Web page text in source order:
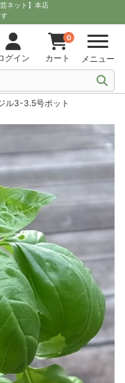
芸ネット】本店
グイン
0
カート メニュー
ル3-3.5号ポット